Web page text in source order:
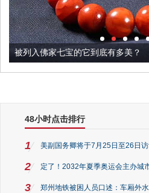
被列入佛家七宝的它到底有多美？
48小时点击排行
1 美副国务卿将于7月25日至26日
2 定了！2032年夏季奥运会主办城
3 郑州地铁被困人员口述：车厢外